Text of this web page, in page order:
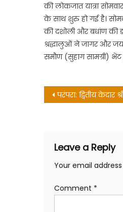
की लोकजात यात्रा
के साथ शुरु हो गई है।
की दशोली और बधांण की
श्रद्धालुओं ने जागर और
समौण (सुहाग सामग्री)
Post
परंपरा: द्वितीय केदार श्री मद्महेश्वर जी के कपाट शीतकाल के
Leave a Reply
Your email
Comment *